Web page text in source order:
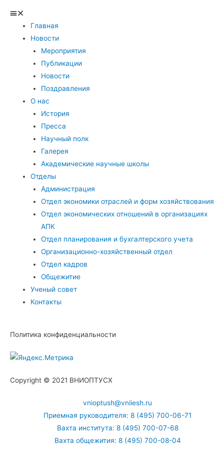
Главная
Новости
Мероприятия
Публикации
Новости
Поздравления
О нас
История
Пресса
Научный полк
Галерея
Академические научные школы
Отделы
Администрация
Отдел экономики отраслей и форм хозяйствования
Отдел экономических отношений в организациях
АПК
Отдел планирования и бухгалтерского учета
Организационно-хозяйственный отдел
Отдел кадров
Общежитие
Ученый совет
Контакты
Политика конфиденциальности
Copyright © 2021 ВНИОПТУСХ
vnioptush@vniiesh.ru
Приемная руководителя: 8 (495) 700-06-71
Вахта института: 8 (495) 700-07-68
Вахта общежития: 8 (495) 700-08-04